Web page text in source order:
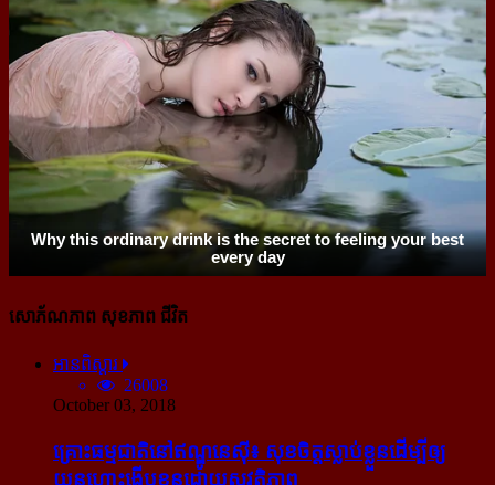
សោភ័ណភាព សុខភាព ជីវិត
អានពិស្ដារ
26008
October 03, 2018
គ្រោះធម្មជាតិនៅឥណ្ឌូនេស៊ី៖ សុខចិត្ត​ស្លាប់​ខ្លួន​ដើម្បី​ឲ្យ​
យន្ដហោះ​ងើប​ខ្លួន​ដោយ​សុវត្ថិភាព